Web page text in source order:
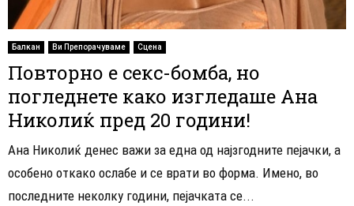
Балкан Ви Препорачуваме Сцена
Повторно е секс-бомба, но
погледнете како изгледаше Ана
Николиќ пред 20 години!
Ана Николиќ денес важи за една од најзгодните пејачки, а
особено откако ослабе и се врати во форма. Имено, во
последните неколку години, пејачката се...